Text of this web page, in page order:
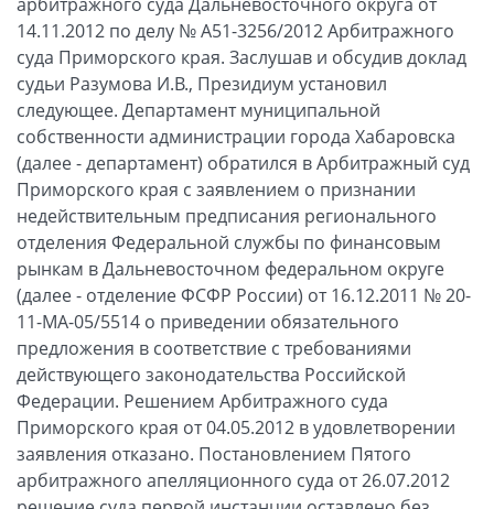
14.11.2012 по делу № А51-3256/2012 Арбитражного
суда Приморского края. Заслушав и обсудив доклад
судьи Разумова И.В., Президиум установил
следующее. Департамент муниципальной
собственности администрации города Хабаровска
(далее - департамент) обратился в Арбитражный суд
Приморского края с заявлением о признании
недействительным предписания регионального
отделения Федеральной службы по финансовым
рынкам в Дальневосточном федеральном округе
(далее - отделение ФСФР России) от 16.12.2011 № 20-
11-МА-05/5514 о приведении обязательного
предложения в соответствие с требованиями
действующего законодательства Российской
Федерации. Решением Арбитражного суда
Приморского края от 04.05.2012 в удовлетворении
заявления отказано. Постановлением Пятого
арбитражного апелляционного суда от 26.07.2012